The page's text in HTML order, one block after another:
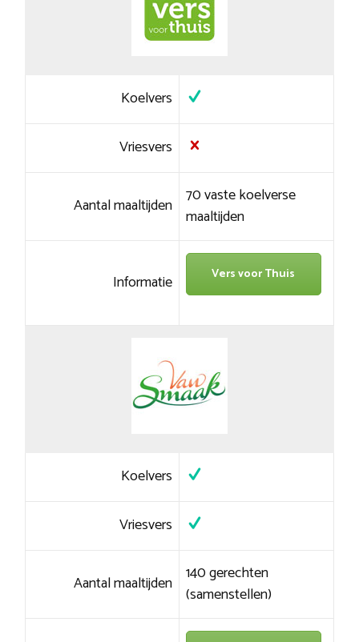
Koelvers
Vriesvers
Aantal maaltijden 70 vaste koelverse
maaltijden
Informatie Vers voor Thuis
Koelvers
Vriesvers
Aantal maaltijden 140 gerechten
(samenstellen)